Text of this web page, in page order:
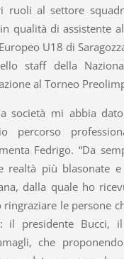
ruoli al settore
qualità di assistente
U18 di
staff della
al Torneo
società mi abbia
percorso
Fedrigo. “Da
realtà più blasonate
dalla quale ho
ringraziare le persone
il presidente Bucci,
che